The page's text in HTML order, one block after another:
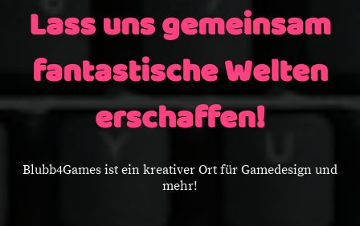
Lass uns gemeinsam
fantastische Welten
erschaffen!
Blubb4Games ist ein kreativer Ort für Gamedesign und
mehr!